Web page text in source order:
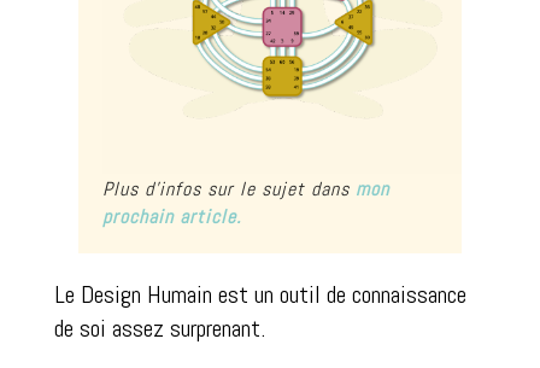
Plus d’infos sur le sujet dans mon
prochain article.
Le Design Humain est un outil de connaissance
de soi assez surprenant.